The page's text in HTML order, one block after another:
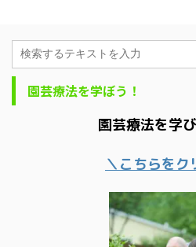
園芸療法を学ぼう！
園芸療法を学
＼こちらをク